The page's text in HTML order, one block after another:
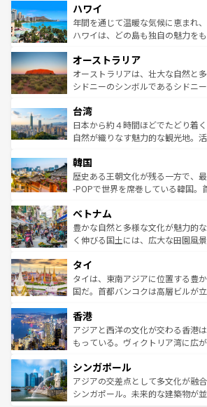
ば市内交通費無料で観光を楽しむこともで
着のスイス情報はコンテンツ一覧
のような巨大都市は、観光、ショッ
ンメントが詰まった刺激的なスポ
西部には大自然が広がり、グラン
部のニューオーリンズでは、音楽
文化が魅力。旅行者はアメリカの
しみながら、その多様性と豊かな
ならではの贅沢な旅のスタイルだ。 なお、新着のアメリカ
情報はコンテンツ一覧を参照して
ハワイ
年間を通じて温暖な気候に恵まれ
ハワイは、どの島も独自の魅力を
ワイ島は見逃せない。また、定番
島だが、静かな自然を求めるなら
おすすめ。エメラルドグリーンに
れるおもてなしの心で訪れる人々
人々、おいしいローカルフードや
ク、伝統的なフラダンスなど、す
ワイを、存分に味わってほしい。 なお、新着のハワイ情報
はコンテンツ一覧を参照してほし
オーストラリア
オーストラリアは、壮大な自然と
シドニーのシンボルであるシドニ
リアリーフや大陸中央部にそびえる
ク）、タスマニアの美しい原生林
ど、見どころがたくさん。また、
いる。アクティビティも充実して
ビング、ハイキングなど、アウト
い。オーストラリアの多彩な魅力
参照してほしい。
台湾
日本から約４時間ほどでたどり着
自然が織りなす魅力的な観光地。
ン）、静ひつな山岳地帯である台湾
と山間の静けさが共存しており、
驚きをもたらしてくれる。また、
容にもいいと評判のスイーツなど、
が味わえる。 なお、新着の台湾情
照してほしい。
韓国
歴史ある王朝文化が残る一方で、
-POPで世界を席巻している韓国。
き、地方に足を延ばせば四季折々の
できる。そして、キムチや焼肉、
まで、さまざまな韓国料理が待っ
リティに包まれながら、韓国の多
わってみてほしい。 なお
覧を参照してほしい。
ベトナム
豊かな自然と多様な文化が魅力的
く伸びる国土には、広大な田園風
急速な発展と共に伝統が息づく。
ーチミン市のフランス統治時代の
醸し出している。また、バラエテ
とつ。フォーやバインミー、ベト
ひ現地で味わいたい。どの地域を
が旅行者を迎えてくれるので、き
参照してほしい。
タイ
タイは、東南アジアに位置する豊
国だ。首都バンコクは高層ビルが
の活気が交差している。北部では
帯で自然と触れ合い、南部ではプ
いビーチでリゾート気分を楽しむ
激する。気候は一年中温暖で、ど
が待っている。親しみやすいタイ
た文化、そして多様な観光資源が
香港
アジアと西洋の文化が交わる香港
もっている。ヴィクトリア湾に広
み、どこを訪れても感動するはず。
ており、効率よく見どころを回れ
うな絶景から文化的な体験まで、
シンガポール
アジアの交差点として多文化が融
シンガポール。未来的な建築物が